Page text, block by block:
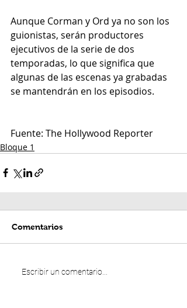
Aunque Corman y Ord ya no son los
guionistas, serán productores
ejecutivos de la serie de dos
temporadas, lo que significa que
algunas de las escenas ya grabadas
se mantendrán en los episodios.
Fuente: The Hollywood Reporter
Bloque 1
Comentarios
Escribir un comentario...